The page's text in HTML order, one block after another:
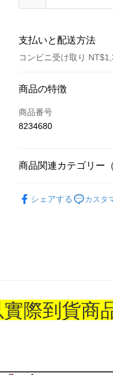
支払いと配送方法
コンビニ受け取り
お支払い方法
クレジットカード1回払い
コンビニ店頭代金引換
Easy Wallet
配送方法
商品の特徴
商品番号
8234680
商品関連カテゴリー（
於我轉生變成史萊姆這
シェアする カスタ
際到貨商